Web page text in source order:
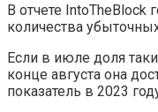
В отчете IntoTheBlock
количества
Если в июле доля
конце августа она
показатель в 2023